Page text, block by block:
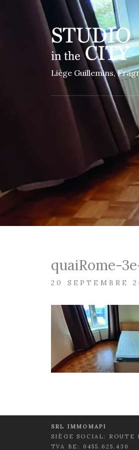
Liège Guillemins,
quaiRome-
20 SEPTEMBRE
SRL IMMOMAPI
SIÈGE SOCIAL: ROUTE
TVA BE: 0455.625.430